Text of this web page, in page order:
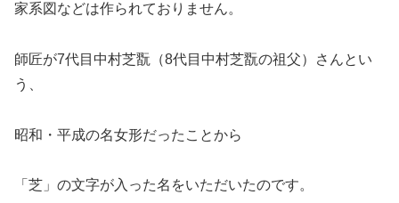
家系図などは作られておりません。
師匠が7代目中村芝翫（8代目中村芝翫の祖父）さんとい
う、
昭和・平成の名女形だったことから
「芝」の文字が入った名をいただいたのです。